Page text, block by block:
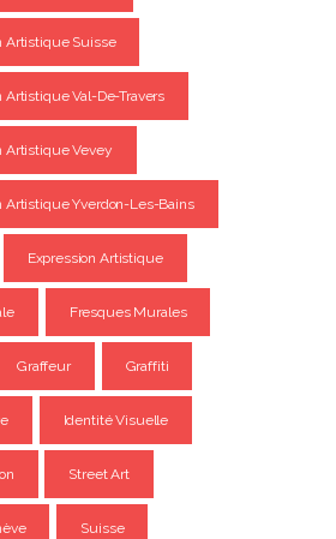
Artistique Suisse
Artistique Val-De-Travers
Artistique Vevey
Artistique Yverdon-Les-Bains
Expression Artistique
Fresques Murales
Graffeur Graffiti
Identité Visuelle
Street Art
Suisse